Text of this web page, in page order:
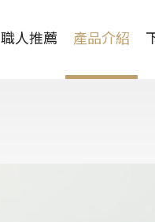
職人推薦 產品介紹